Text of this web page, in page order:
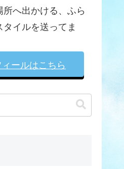
へ出かける、ふら
イルを送ってま
ールはこちら